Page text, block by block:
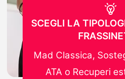
SCEGLI LA
Mad Classica,
ATA o Recuperi